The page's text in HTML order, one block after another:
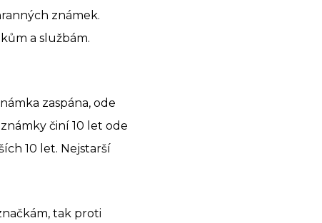
známek.
a službám.
zaspána, ode
činí 10 let ode
10 let. Nejstarší
tak proti